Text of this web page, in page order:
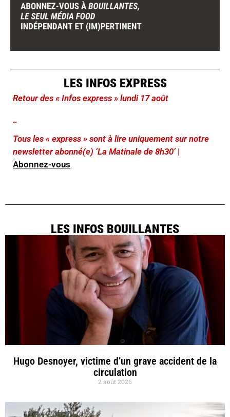
LES INFOS EXPRESS
Retour des « Infos express » lundi 17 août
Tous les « express » sont à lire uniquement sur notre
newsletter abonné(e) ‘La Matinale de 8h30’ |
Abonnez-vous
LES INFOS BOUILLANTES
Hugo Desnoyer, victime d’un grave accident de la
circulation
2 août 2026